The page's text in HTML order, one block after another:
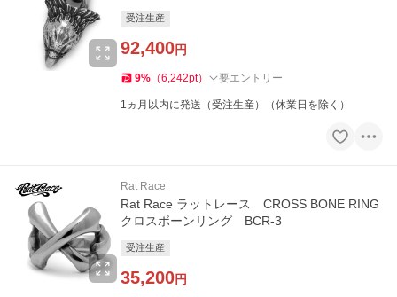
受注生産
92,400円
9% （6,242pt） 要エントリー
1ヵ月以内に発送（受注生産）（休業日を除く）
Rat Race
Rat Race ラットレース CROSS BONE RING
クロスボーンリング BCR-3
受注生産
35,200円